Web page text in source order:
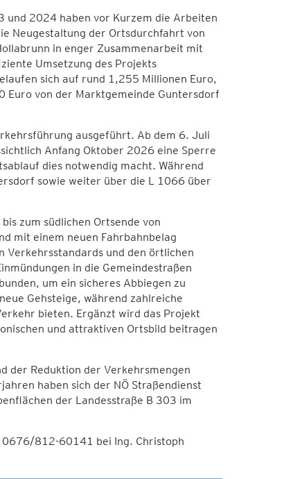
und 2024 haben vor Kurzem die Arbeiten
Neugestaltung der Ortsdurchfahrt von
in enger Zusammenarbeit mit
Umsetzung des Projekts
sich auf rund 1,255 Millionen Euro,
von der Marktgemeinde Guntersdorf
ausgeführt. Ab dem 6. Juli
Anfang Oktober 2026 eine Sperre
dies notwendig macht. Während
sowie weiter über die L 1066 über
zum südlichen Ortsende von
mit einem neuen Fahrbahnbelag
Verkehrsstandards und den örtlichen
in die Gemeindestraßen
um ein sicheres Abbiegen zu
Gehsteige, während zahlreiche
bieten. Ergänzt wird das Projekt
und attraktiven Ortsbild beitragen
der Reduktion der Verkehrsmengen
haben sich der NÖ Straßendienst
der Landesstraße B 303 im
0676/812-60141 bei Ing. Christoph